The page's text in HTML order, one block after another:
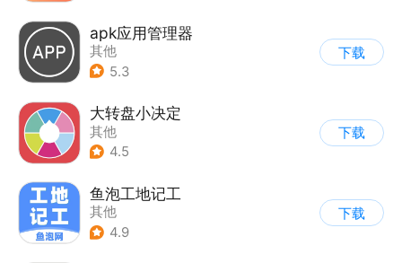
apk应用管理器
其他
5.3
下载
大转盘小决定
其他
4.5
下载
鱼泡工地记工
其他
4.9
下载